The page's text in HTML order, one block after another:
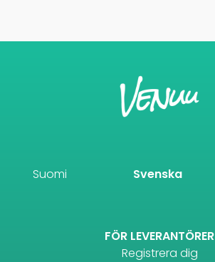
Suomi Svenska
FÖR LEVERANTÖRER
Registrera dig